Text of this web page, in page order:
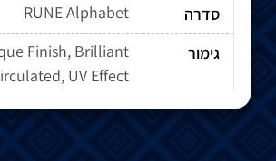
סדרה
RUNE Alphabet
גימור
Finish, Brilliant
UV Effect